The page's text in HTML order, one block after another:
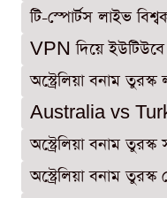
টি-স্পোর্টস লাইভ
VPN দিয়ে ইউটিউবে
অস্ট্রেলিয়া বনাম তুরস্ক
Australia vs
অস্ট্রেলিয়া বনাম
অস্ট্রেলিয়া বনাম তুরস্ক